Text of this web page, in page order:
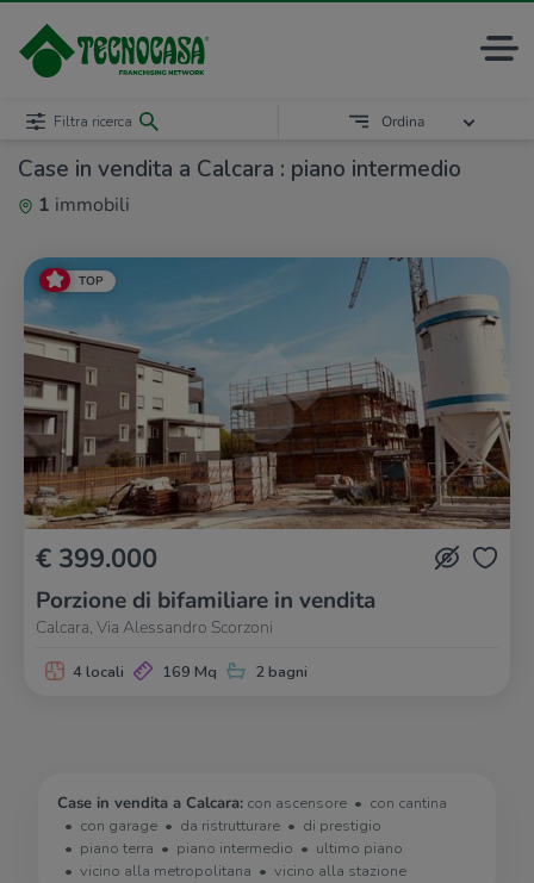
Case in vendita a Calcara : piano intermedio
1 immobili
Filtra ricerca Ordina
TOP
€ 399.000
Porzione di bifamiliare in vendita
Calcara, Via Alessandro Scorzoni
4 locali 169 Mq 2 bagni
Case in vendita a Calcara: con ascensore
con cantina
con garage
da ristrutturare
di prestigio
piano terra
piano intermedio
ultimo piano
vicino alla metropolitana
vicino alla stazione